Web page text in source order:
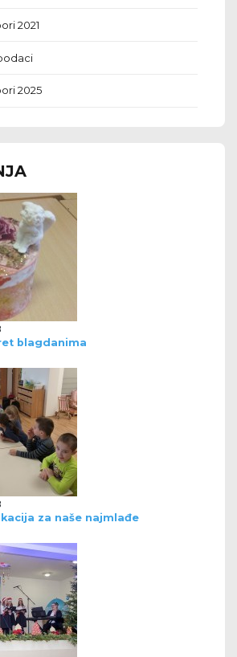
2021
2025
blagdanima
za naše najmlađe